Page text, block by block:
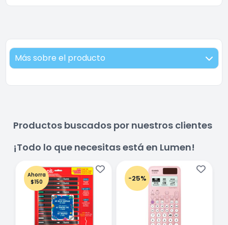
Más sobre el producto
Productos buscados por nuestros clientes
¡Todo lo que necesitas está en Lumen!
Ahorra
$150
-25%